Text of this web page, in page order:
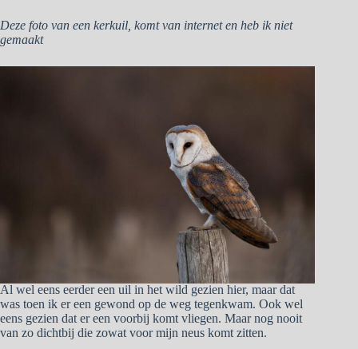
Deze foto van een kerkuil, komt van internet en heb ik niet
gemaakt
Al wel eens eerder een uil in het wild gezien hier, maar dat
was toen ik er een gewond op de weg tegenkwam. Ook wel
eens gezien dat er een voorbij komt vliegen. Maar nog nooit
van zo dichtbij die zowat voor mijn neus komt zitten.